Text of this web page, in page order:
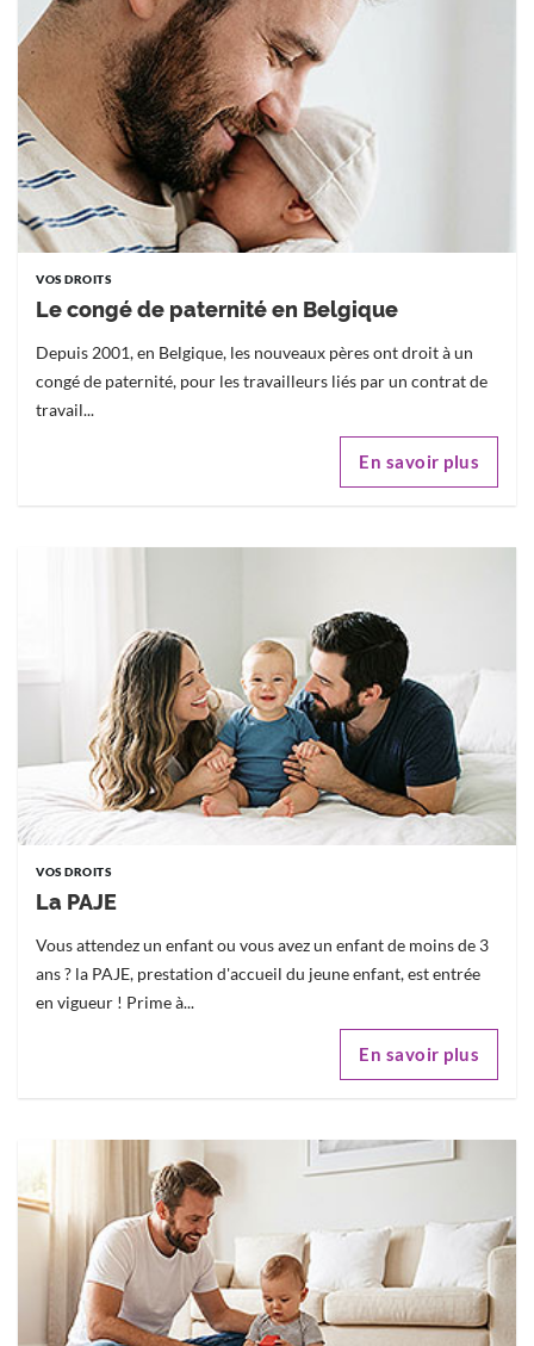
VOS DROITS
Le congé de paternité en Belgique
Depuis 2001, en Belgique, les nouveaux pères ont droit à un
congé de paternité, pour les travailleurs liés par un contrat de
travail...
En savoir plus
VOS DROITS
La PAJE
Vous attendez un enfant ou vous avez un enfant de moins de 3
ans ? la PAJE, prestation d'accueil du jeune enfant, est entrée
en vigueur ! Prime à...
En savoir plus